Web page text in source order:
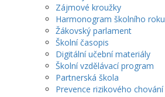
Zájmové kroužky
Harmonogram školního roku
Žákovský parlament
Školní časopis
Digitální učební materiály
Školní vzdělávací program
Partnerská škola
Prevence rizikového chování